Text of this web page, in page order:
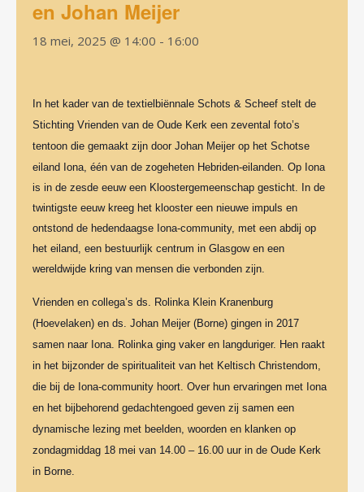
en Johan Meijer
18 mei, 2025 @ 14:00 - 16:00
In het kader van de textielbiënnale Schots & Scheef stelt de
Stichting Vrienden van de Oude Kerk een zevental foto’s
tentoon die gemaakt zijn door Johan Meijer op het Schotse
eiland Iona, één van de zogeheten Hebriden-eilanden. Op Iona
is in de zesde eeuw een Kloostergemeenschap gesticht. In de
twintigste eeuw kreeg het klooster een nieuwe impuls en
ontstond de hedendaagse Iona-community, met een abdij op
het eiland, een bestuurlijk centrum in Glasgow en een
wereldwijde kring van mensen die verbonden zijn.
Vrienden en collega’s ds. Rolinka Klein Kranenburg
(Hoevelaken) en ds. Johan Meijer (Borne) gingen in 2017
samen naar Iona. Rolinka ging vaker en langduriger. Hen raakt
in het bijzonder de spiritualiteit van het Keltisch Christendom,
die bij de Iona-community hoort. Over hun ervaringen met Iona
en het bijbehorend gedachtengoed geven zij samen een
dynamische lezing met beelden, woorden en klanken op
zondagmiddag 18 mei van 14.00 – 16.00 uur in de Oude Kerk
in Borne.